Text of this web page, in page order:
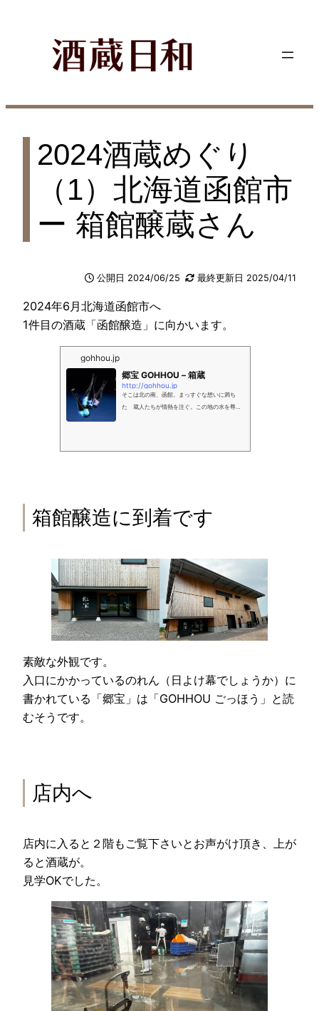
ッ
2024酒蔵めぐり
（1）北海道函館市
ー 箱館醸蔵さん
公開日 2024/06/25 最終更新日 2025/04/11
2024年6月北海道函館市へ
1件目の酒蔵「函館醸造」に向かいます。
gohhou.jp
郷宝 GOHHOU – 箱蔵
http://gohhou.jp
そこは北の南、函館。まっすぐな想いに満ち
た 蔵人たちが情熱を注ぐ。この地の水を尊
箱館醸造に到着です
素敵な外観です。
入口にかかっているのれん（日よけ幕でしょうか）に
書かれている「郷宝」は「GOHHOU ごっほう」と読
むそうです。
店内へ
店内に入ると２階もご覧下さいとお声がけ頂き、上が
ると酒蔵が。
見学OKでした。